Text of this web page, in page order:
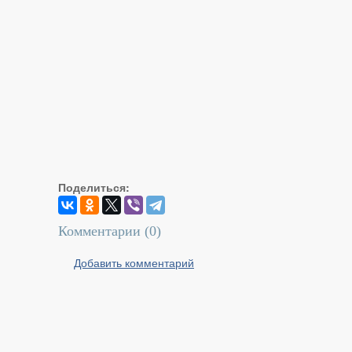
Поделиться:
Комментарии (0)
Добавить комментарий